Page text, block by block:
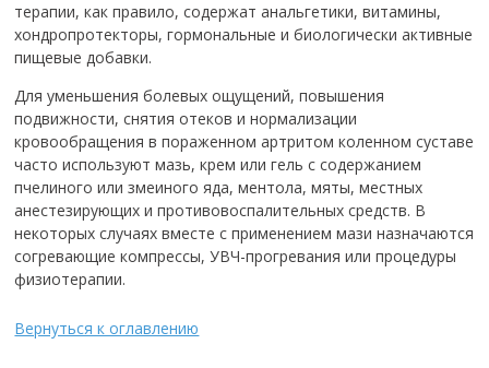
терапии, как правило, содержат анальгетики, витамины,
хондропротекторы, гормональные и биологически активные
пищевые добавки.
Для уменьшения болевых ощущений, повышения
подвижности, снятия отеков и нормализации
кровообращения в пораженном артритом коленном суставе
часто используют мазь, крем или гель с содержанием
пчелиного или змеиного яда, ментола, мяты, местных
анестезирующих и противовоспалительных средств. В
некоторых случаях вместе с применением мази назначаются
согревающие компрессы, УВЧ-прогревания или процедуры
физиотерапии.
Вернуться к оглавлению